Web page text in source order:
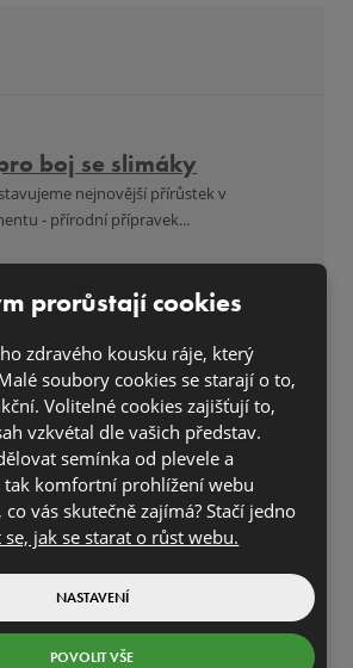
boj se slimáky
nejnovější přírůstek v
- přírodní přípravek...
hnojiva a substráty označeny
škůdce na zahrádce?
prorůstají cookies
zdravého kousku ráje, který
soubory cookies se starají o to,
Volitelné cookies zajišťují to,
vzkvétal dle vašich představ.
semínka od plevele a
tak komfortní prohlížení webu
vás skutečně zajímá? Stačí jedno
se, jak se starat o růst webu.
NASTAVENÍ
POVOLIT VŠE